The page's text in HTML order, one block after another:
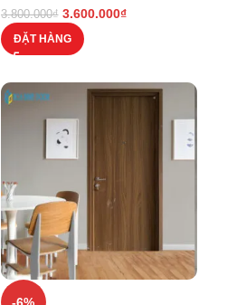
3.800.000₫ 3.600.000₫
ĐẶT HÀNG
-6%